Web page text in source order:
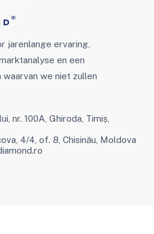
jarenlange ervaring,
en een
we niet zullen
nr. 100A, Ghiroda, Timiș,
4/4, of. 8, Chisinău, Moldova